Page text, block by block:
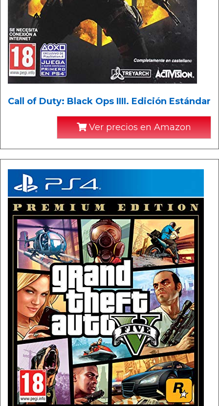
Call of Duty: Black Ops IIII. Edición Estándar
Ver precios en Amazon